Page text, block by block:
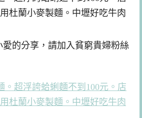
的分享，請加入貧窮貴婦粉絲